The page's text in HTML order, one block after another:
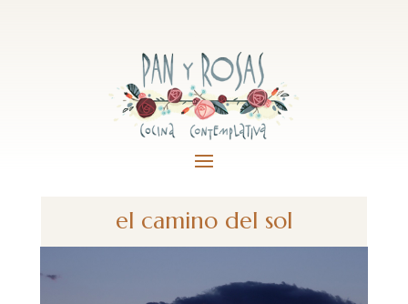
el camino del sol